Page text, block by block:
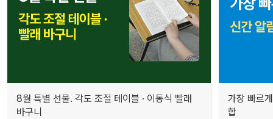
8월 특별 선물. 각도 조절 테이블 · 이동식 빨래
바구니
가장 빠르
합